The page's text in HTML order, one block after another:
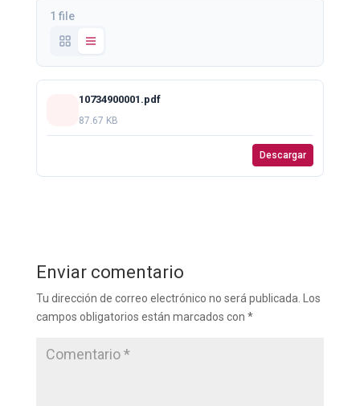
1 file
10734900001.pdf
87.67 KB
Descargar
Enviar comentario
Tu dirección de correo electrónico no será publicada.
Los
campos obligatorios están marcados con *